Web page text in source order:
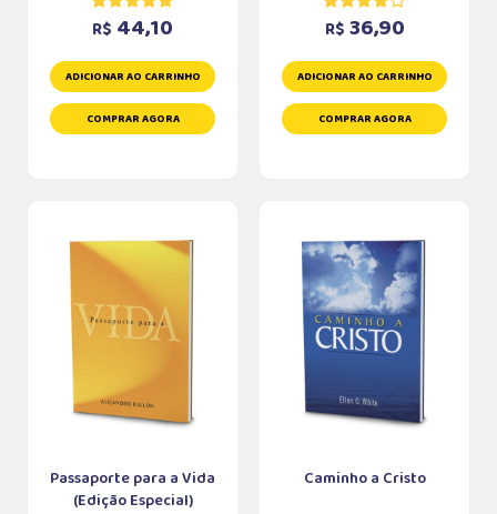
R$ 44,10
ADICIONAR AO CARRINHO
COMPRAR AGORA
R$ 36,90
ADICIONAR AO CARRINHO
COMPRAR AGORA
Passaporte para a Vida
(Edição Especial)
Caminho a Cristo